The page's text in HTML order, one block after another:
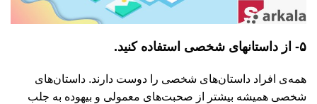
۵- از داستانهای شخصی استفاده کنید.
همه‌ی افراد داستان‌های شخصی را دوست دارند. داستان‌های
شخصی همیشه بیشتر از صحبت‌های معمولی و بیهوده به جلب